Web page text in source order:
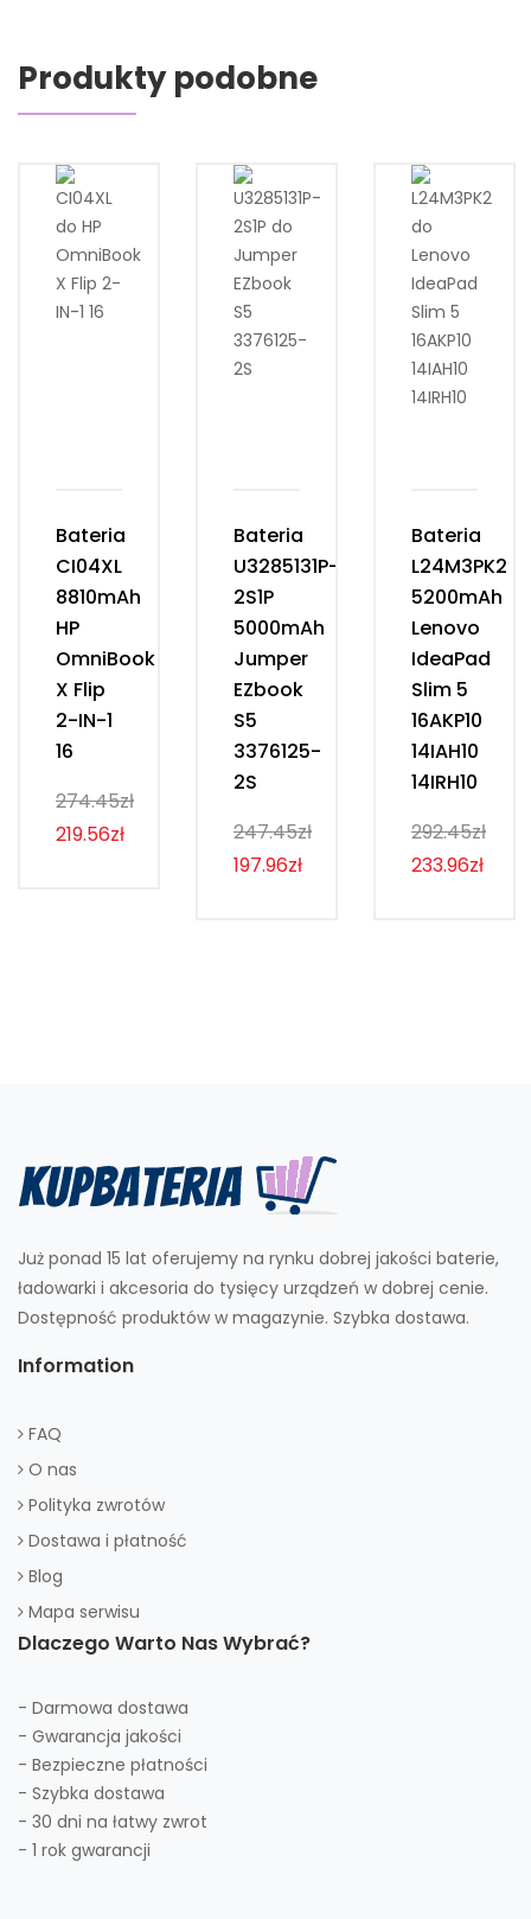
Produkty podobne
Bateria
CI04XL
8810mAh
HP
OmniBook
X Flip
2-IN-1
16
274.45zł
219.56zł
Bateria
U3285131P-
2S1P
5000mAh
Jumper
EZbook
S5
3376125-
2S
247.45zł
197.96zł
Bateria
L24M3PK2
5200mAh
Lenovo
IdeaPad
Slim 5
16AKP10
14IAH10
14IRH10
292.45zł
233.96zł
Już ponad 15 lat oferujemy na rynku dobrej jakości baterie,
ładowarki i akcesoria do tysięcy urządzeń w dobrej cenie.
Dostępność produktów w magazynie. Szybka dostawa.
Information
FAQ
O nas
Polityka zwrotów
Dostawa i płatność
Blog
Mapa serwisu
Dlaczego Warto Nas Wybrać?
- Darmowa dostawa
- Gwarancja jakości
- Bezpieczne płatności
- Szybka dostawa
- 30 dni na łatwy zwrot
- 1 rok gwarancji